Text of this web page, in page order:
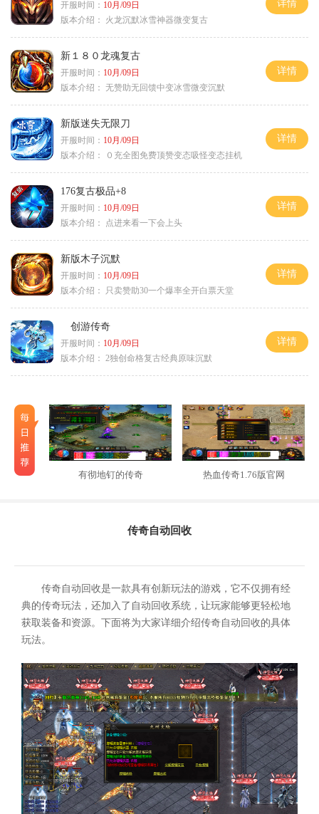
开服时间： 10月/09日
版本介绍：
火龙沉默冰雪神器微变复古
详情
新１８０龙魂复古
开服时间： 10月/09日
版本介绍： 无赞助无回馈中变冰雪微变沉默
详情
新版迷失无限刀
开服时间： 10月/09日
版本介绍：
０充全图免费顶赞变态吸怪变态挂机
详情
176复古极品+8
开服时间： 10月/09日
版本介绍：
点进来看一下会上头
详情
新版木子沉默
开服时间： 10月/09日
版本介绍：
只卖赞助30一个爆率全开白票天堂
详情
创游传奇
开服时间： 10月/09日
版本介绍： 2独创命格复古经典原味沉默
详情
有彻地钉的传奇 热血传奇1.76版官网
传奇自动回收
传奇自动回收是一款具有创新玩法的游戏，它不仅拥有经
典的传奇玩法，还加入了自动回收系统，让玩家能够更轻松地
获取装备和资源。下面将为大家详细介绍传奇自动回收的具体
玩法。